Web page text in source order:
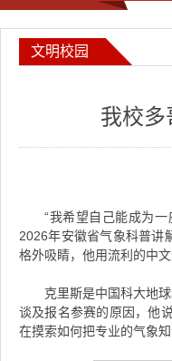
文明校园
我校
“我希望自己能成为
2026年安徽省气象科普讲
格外吸睛，他用流利的中
克里斯是中国科大地
谈及报名参赛的原因，他
在摸索如何把专业的气象